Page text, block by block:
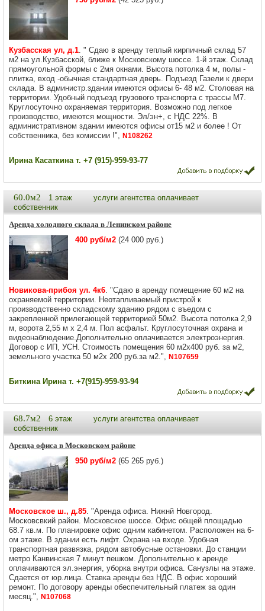
Кузбасская ул, д.1. " Сдаю в аренду теплый кирпичный склад 57
м2 на ул.Кузбасской, ближе к Московскому шоссе. 1-й этаж. Склад
прямоугольной формы с 2мя окнами. Высота потолка 4 м, полы -
плитка, вход -обычная стандартная дверь. Подъезд Газели к двери
склада. В администр.здании имеются офисы 6- 48 м2. Столовая на
территории. Удобный подъезд грузового транспорта с трассы М7.
Круглосуточно охраняемая территория. Возможно под легкое
производство, имеются мощности. Эл/эн+, с НДС 22%. В
административном здании имеются офисы от15 м2 и более ! От
собственника, без комиссии !", N108262
Ирина Касаткина т. +7 (915)-959-93-77
60.0м2 1 этаж
услуги агентства оплачивает
собственник
Аренда холодного склада в Ленинском районе
400 руб/м2 (24 000 руб.)
Новикова-прибоя ул. 4к6. "Сдаю в аренду помещение 60 м2 на
охраняемой территории. Неотапливаемый пристрой к
производственно складскому зданию рядом с въедом с
закрепленной прилегающей территорией 50м2. Высота потолка 2,9
м, ворота 2,55 м х 2,4 м. Пол асфальт. Круглосуточная охрана и
видеонаблюдение.Дополнительно оплачивается электроэнергия.
Договор с ИП, УСН. Стоимость помещения 60 м2х400 руб. за м2,
земельного участка 50 м2х 200 руб.за м2.", N107659
Биткина Ирина т. +7(915)-959-93-94
68.7м2 6 этаж
услуги агентства оплачивает
собственник
Аренда офиса в Московском районе
950 руб/м2 (65 265 руб.)
Московское ш., д.85. "Аренда офиса. Нижнй Новгород.
Московсвкий район. Московское шоссе. Офис общей площадью
68.7 кв.м. По планировке офис одним кабинетом. Расположен на 6-
ом этаже. В здании есть лифт. Охрана на входе. Удобная
транспортная развязка, рядом автобусные остановки. До станции
метро Канвинская 7 минут пешком. Дополнительно к аренде
оплачиваются эл.энергия, уборка внутри офиса. Санузлы на этаже.
Сдается от юр.лица. Ставка аренды без НДС. В офис хороший
ремонт. По договору аренды обеспечительный платеж за один
месяц.", N107068